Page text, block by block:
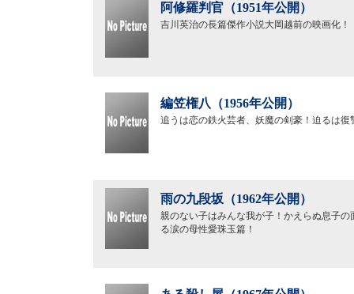
阿修羅判官（1951年公開）
吉川英治の長篇傑作小説大岡越前の映画化！
編笠権八（1956年公開）
追うは恋の鉄火芸者、妖魔の剣豪！迫るは
雨の九段坂（1962年公開）
親のない子はみんな我が子！かえらぬ息子
る涙の母性愛珠玉篇！